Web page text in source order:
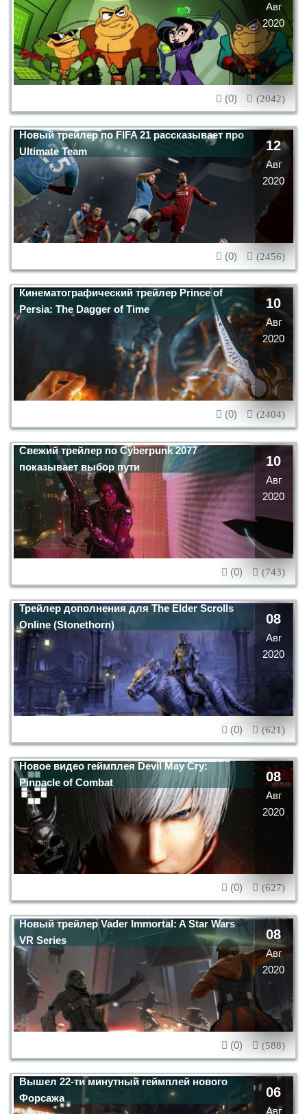
(0) (2042)
Авг
2020
Новый трейлер по FIFA 21 рассказывает про
Ultimate Team
(0) (2456)
12
Авг
2020
Кинематографический трейлер Prince of
Persia: The Dagger of Time
(0) (2404)
10
Авг
2020
Свежий трейлер по Cyberpunk 2077
показывает выбор пути
(0) (743)
10
Авг
2020
Трейлер дополнения для The Elder Scrolls
Online (Stonethorn)
(0) (621)
08
Авг
2020
Новое видео геймплея Devil May Cry:
Pinnacle of Combat
(0) (627)
08
Авг
2020
Новый трейлер Vader Immortal: A Star Wars
VR Series
(0) (588)
08
Авг
2020
Вышел 22-ти минутный геймплей нового
Форсажа
06
Авг